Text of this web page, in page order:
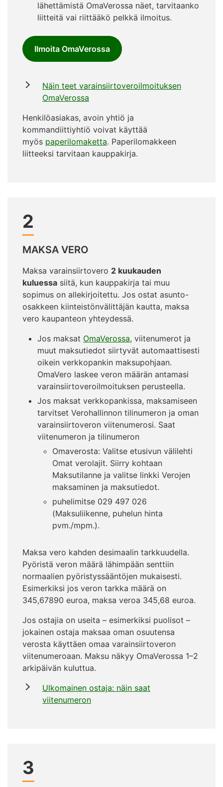
lähettämistä OmaVerossa näet, tarvitaanko
liitteitä vai riittääkö pelkkä ilmoitus.
Ilmoita OmaVerossa
Näin teet varainsiirtoveroilmoituksen
OmaVerossa
Henkilöasiakas, avoin yhtiö ja
kommandiittiyhtiö voivat käyttää
myös paperilomaketta. Paperilomakkeen
liitteeksi tarvitaan kauppakirja.
2
MAKSA VERO
Maksa varainsiirtovero 2 kuukauden
kuluessa siitä, kun kauppakirja tai muu
sopimus on allekirjoitettu. Jos ostat asunto-
osakkeen kiinteistönvälittäjän kautta, maksa
vero kaupanteon yhteydessä.
Jos maksat OmaVerossa, viitenumerot ja
muut maksutiedot siirtyvät automaattisesti
oikein verkkopankin maksupohjaan.
OmaVero laskee veron määrän antamasi
varainsiirtoveroilmoituksen perusteella.
Jos maksat verkkopankissa, maksamiseen
tarvitset Verohallinnon tilinumeron ja oman
varainsiirtoveron viitenumerosi. Saat
viitenumeron ja tilinumeron
Omaverosta: Valitse etusivun välilehti
Omat verolajit. Siirry kohtaan
Maksutilanne ja valitse linkki Verojen
maksaminen ja maksutiedot.
puhelimitse 029 497 026
(Maksuliikenne, puhelun hinta
pvm./mpm.).
Maksa vero kahden desimaalin tarkkuudella.
Pyöristä veron määrä lähimpään senttiin
normaalien pyöristyssääntöjen mukaisesti.
Esimerkiksi jos veron tarkka määrä on
345,67890 euroa, maksa veroa 345,68 euroa.
Jos ostajia on useita – esimerkiksi puolisot –
jokainen ostaja maksaa oman osuutensa
verosta käyttäen omaa varainsiirtoveron
viitenumeroaan. Maksu näkyy OmaVerossa 1–2
arkipäivän kuluttua.
Ulkomainen ostaja: näin saat
viitenumeron
3